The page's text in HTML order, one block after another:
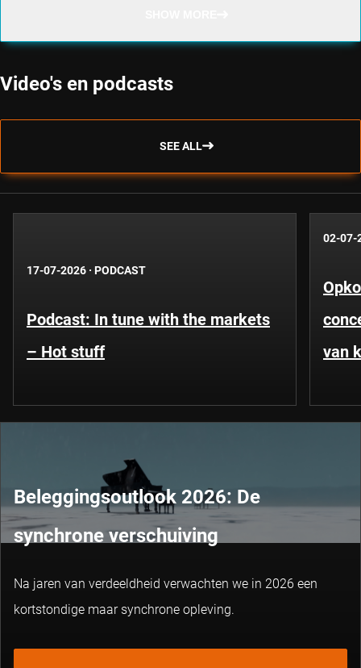
Video's en podcasts
SEE ALL
17-07-2026 · PODCAST
Podcast: In tune with the markets
– Hot stuff
02-07-
van
Beleggingsoutlook 2026: De
synchrone verschuiving
Na jaren van verdeeldheid verwachten we in 2026 een
kortstondige maar synchrone opleving.